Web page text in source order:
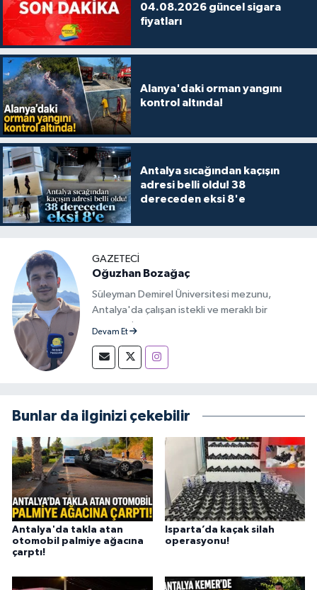
04.08.2026 güncel sigara
fiyatları
Alanya'daki orman yangını
kontrol altında!
Antalya sıcağından kaçışın
adresi belli oldu! 38
dereceden eksi 8'e
GAZETECİ
Oğuzhan Bozağaç
Süleyman Demirel Üniversitesi mezunu,
Antalya'da çalışan istekli ve meraklı bir
gazeteci.
Devam Et
Bunlar da ilginizi çekebilir
Antalya'da takla atan
otomobil palmiye ağacına
çarptı!
Isparta’da kaçak silah
operasyonu!